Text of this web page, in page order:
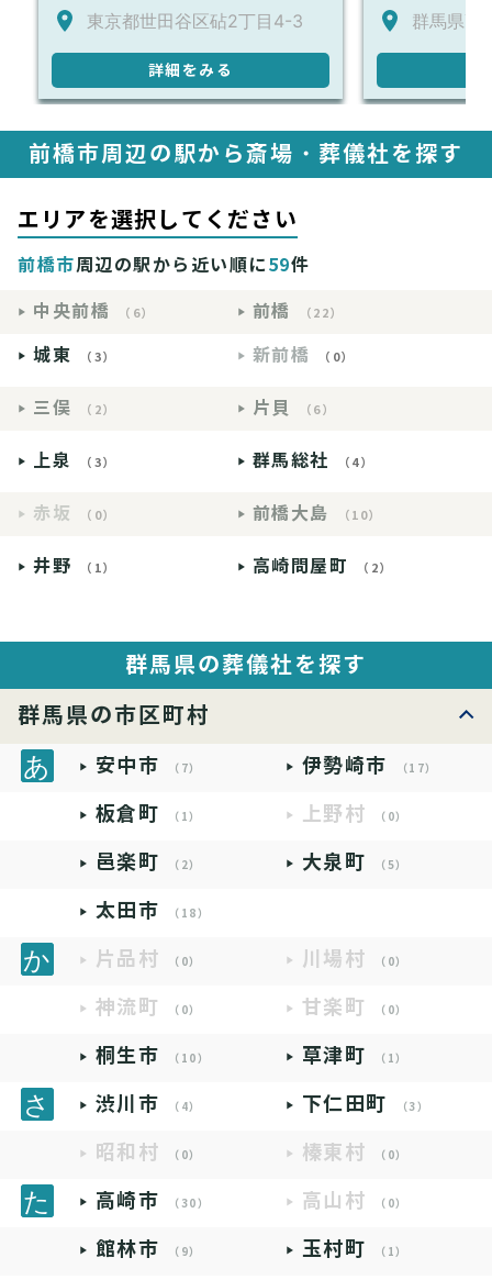
東京都世田谷区砧2丁目4-3
詳細をみる
群馬県高
前橋市周辺の駅から斎場・葬儀社を探す
エリアを選択してください
前橋市周辺の駅から近い順に59件
中央前橋
（6） 前橋 （22）
城東 （3） 新前橋 （0）
三俣 （2） 片貝 （6）
上泉 （3） 群馬総社 （4）
赤坂 （0） 前橋大島 （10）
井野 （1） 高崎問屋町 （2）
群馬県の葬儀社を探す
群馬県の市区町村
安中市 （7） 伊勢崎市 （17）
板倉町 （1） 上野村 （0）
邑楽町 （2） 大泉町 （5）
太田市 （18）
片品村 （0） 川場村 （0）
神流町 （0） 甘楽町 （0）
桐生市 （10） 草津町 （1）
渋川市 （4） 下仁田町 （3）
昭和村 （0） 榛東村 （0）
高崎市 （30） 高山村 （0）
館林市 （9） 玉村町 （1）